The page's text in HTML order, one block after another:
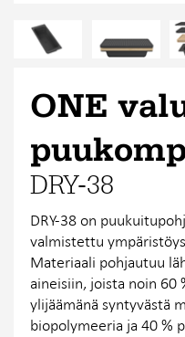
ONE
DRY-38
DRY-38 on
valmistettu
Materiaali pohjautuu
aineisiin, joista noin 60
ylijäämänä syntyvästä
biopolymeeria ja 40 %